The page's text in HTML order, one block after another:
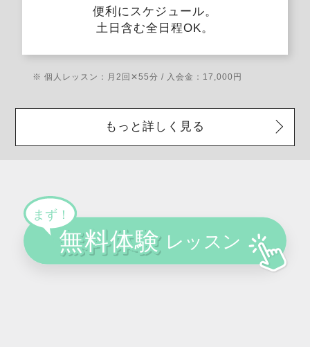
便利にスケジュール。
土日含む全日程OK。
※ 個人レッスン：月2回✕55分 / 入会金：17,000円
もっと詳しく見る